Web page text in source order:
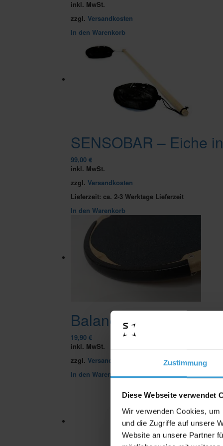
Zustimmung
Diese Webseite verwendet
Wir verwenden Cookies,
und die Zugriffe auf unsere
Website an unsere Partner
inkl. MwSt.
zzgl. Versandkosten
In den Warenkorb
SENSOBAR – Eiche
99,00 €
inkl. MwSt.
zzgl. Versandkosten
Lieferzeit: ca. 2-3 Werktage Lieferzeit
In den Warenkorb
Balance Board Bumper
19,90 €
inkl. MwSt.
zzgl. Versandkosten
In den Warenkorb